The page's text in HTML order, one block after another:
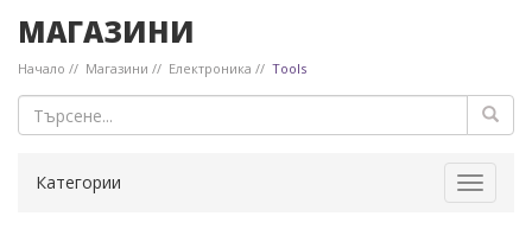
МАГАЗИНИ
Начало Магазини Електроника Tools
Toggle
Категории